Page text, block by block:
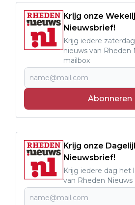
Krijg onze
Nieuwsbrief!
Krijg iedere
nieuws van Rheden
mailbox
Abonneren
Krijg onze
Nieuwsbrief!
Krijg iedere dag het
van Rheden Nieuws